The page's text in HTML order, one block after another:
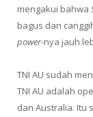
mengakui bahwa
bagus dan
power-nya jauh
TNI AU sudah
TNI AU adalah
dan Australia. Itu